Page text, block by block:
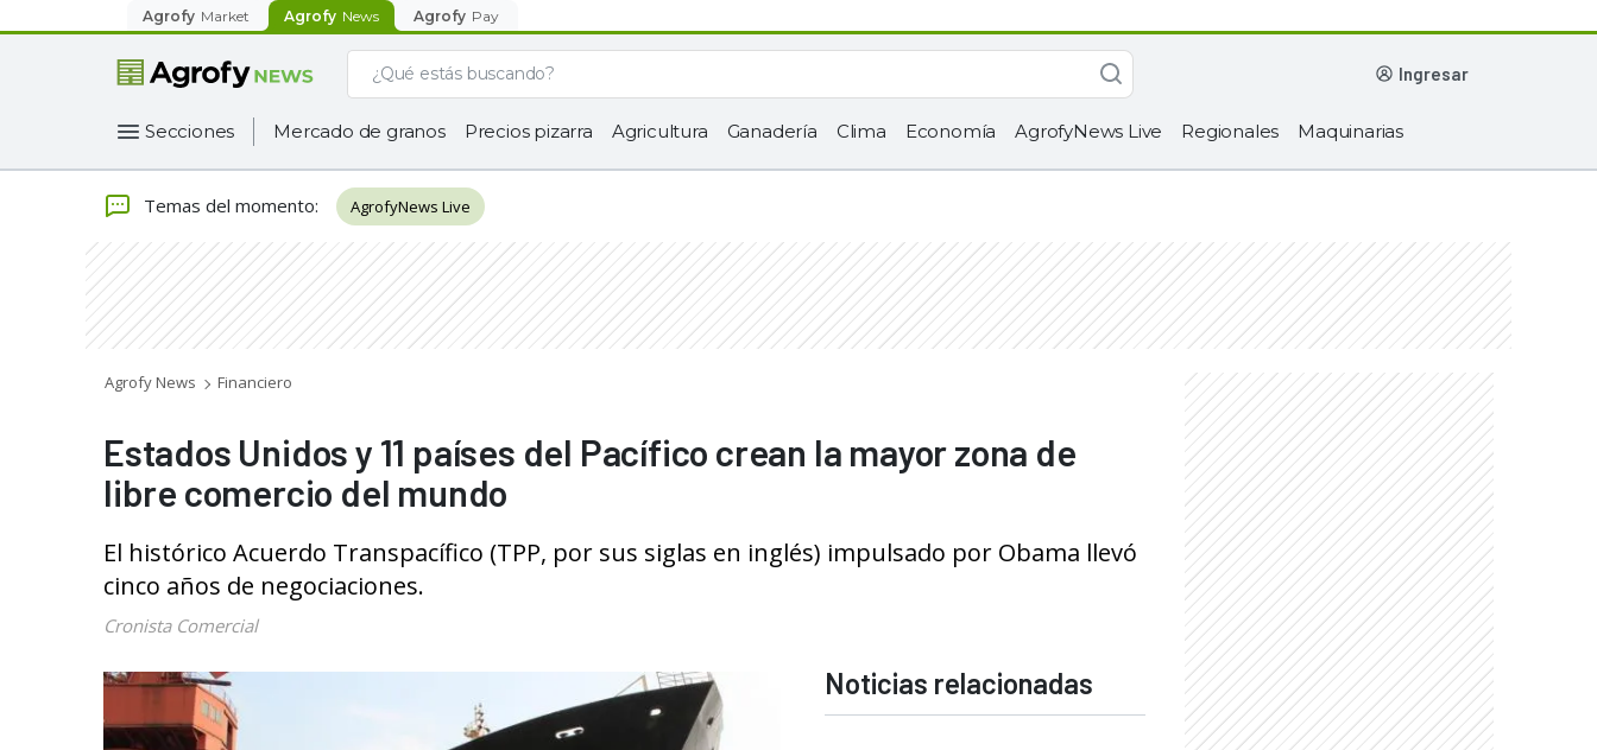
Agrofy Market Agrofy News Agrofy Pay
ingresar
Secciones Mercado de granos Precios pizarra Agricultura Ganadería Clima Economía AgrofyNews Live Regionales Maquinarias
Temas del momento: AgrofyNews Live
Agrofy News Financiero
Estados Unidos y 11 países del Pacífico crean la mayor zona de
libre comercio del mundo
El histórico Acuerdo Transpacífico (TPP, por sus siglas en inglés) impulsado por Obama llevó
cinco años de negociaciones.
Cronista Comercial
Noticias relacionadas